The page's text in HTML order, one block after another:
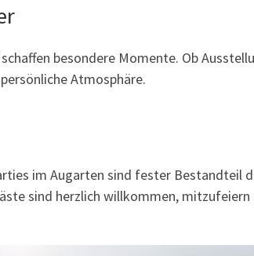
besondere Momente. Ob
Atmosphäre.
im Augarten sind fester Bestandteil
sind herzlich willkommen,